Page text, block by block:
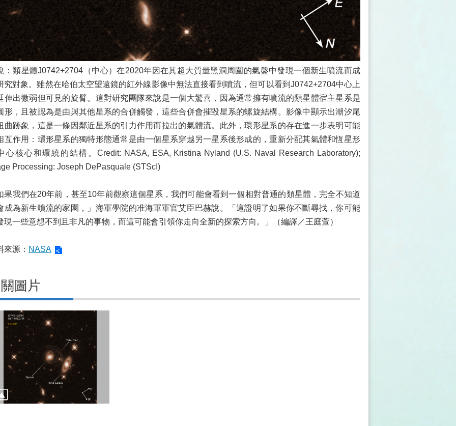
：類星體J0742+2704（中心）在2020年因在其超大質量黑洞周圍的氣盤中發現一個新生噴流而成
究對象。雖然在哈伯太空望遠鏡的紅外線影像中無法直接看到噴流，但可以看到J0742+2704中心上
伸出微弱但可見的旋臂。這對研究團隊來說是一個大驚喜，因為通常擁有噴流的類星體宿主星系是
形，且被認為是由與其他星系的合併觸發，這些合併會摧毀星系的螺旋結構。影像中顯示出潮汐尾
曲跡象，這是一條因鄰近星系的引力作用而拉出的氣體流。此外，環形星系的存在進一步表明可能
互作用：環形星系的獨特形態通常是由一個星系穿越另一星系後形成的，重新分配其氣體和恆星形
心核心和環繞的結構。Credit: NASA, ESA, Kristina Nyland (U.S. Naval Research Laboratory);
Processing: Joseph DePasquale (STScI)
果我們在20年前，甚至10年前觀察這個星系，我們可能會看到一個相對普通的類星體，完全不知道
成為新生噴流的家園，」海軍學院的准海軍軍官艾臣巴赫說。「這證明了如果你不斷尋找，你可能
現一些意想不到且非凡的事物，而這可能會引領你走向全新的探索方向。」（編譯／王庭萱）
來源： NASA
圖片